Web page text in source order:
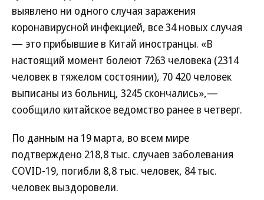
выявлено ни одного случая заражения
коронавирусной инфекцией, все 34 новых случая
— это прибывшие в Китай иностранцы. «В
настоящий момент болеют 7263 человека (2314
человек в тяжелом состоянии), 70 420 человек
выписаны из больниц, 3245 скончались»,—
сообщило китайское ведомство ранее в четверг.
По данным на 19 марта, во всем мире
подтверждено 218,8 тыс. случаев заболевания
COVID-19, погибли 8,8 тыс. человек, 84 тыс.
человек выздоровели.